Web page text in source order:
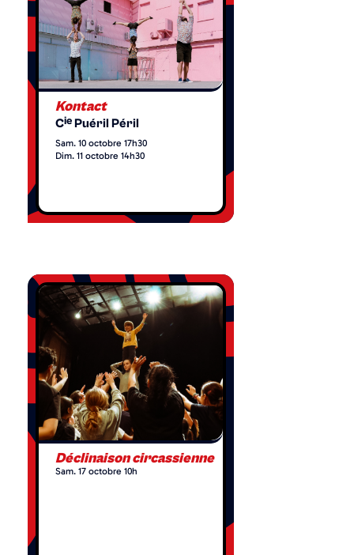
Kontact
CiePuéril Péril
Sam. 10 octobre 17h30
Dim. 11 octobre 14h30
Déclinaison circassienne
Sam. 17 octobre 10h